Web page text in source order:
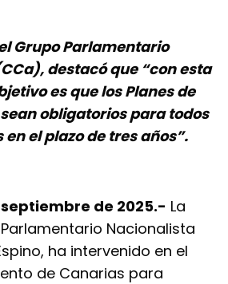
Grupo Parlamentario
destacó que “con esta
es que los Planes de
obligatorios para todos
el plazo de tres años”.
de 2025.- La
Nacionalista
ha intervenido en el
de Canarias para